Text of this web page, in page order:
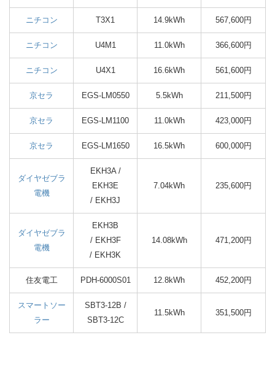
ニチコン T3X1 14.9kWh 567,600円
ニチコン U4M1 11.0kWh 366,600円
ニチコン U4X1 16.6kWh 561,600円
京セラ EGS-LM0550 5.5kWh 211,500円
京セラ EGS-LM1100 11.0kWh 423,000円
京セラ EGS-LM1650 16.5kWh 600,000円
ダイヤゼブラ
電機
EKH3A /
EKH3E
/ EKH3J
7.04kWh 235,600円
ダイヤゼブラ
電機
EKH3B
/ EKH3F
/ EKH3K
14.08kWh 471,200円
住友電工 PDH-6000S01 12.8kWh 452,200円
スマートソー
ラー
SBT3-12B /
SBT3-12C
11.5kWh 351,500円